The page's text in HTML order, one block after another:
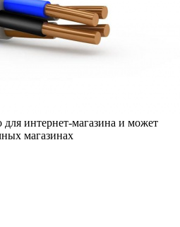
для интернет-магазина и может
магазинах